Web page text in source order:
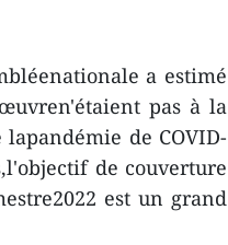
a estimé
pas à la
de COVID-
de couverture
est un grand